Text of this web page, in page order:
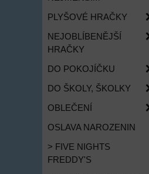
PLYŠOVÉ HRAČKY
NEJOBLÍBENĚJŠÍ
HRAČKY
DO POKOJÍČKU
DO ŠKOLY, ŠKOLKY
OBLEČENÍ
OSLAVA NAROZENIN
> FIVE NIGHTS
FREDDY'S